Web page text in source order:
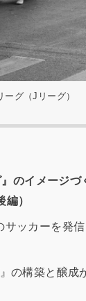
グ（Jリーグ）
のイメージ
）
サッカーを発
の構築と醸成